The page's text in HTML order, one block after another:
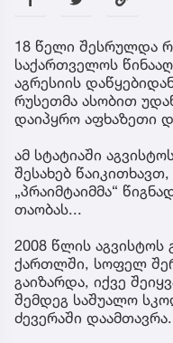
18 წელი შესრულდა
საქართველოს
აგრესიის
რუსეთმა ასობით
დაიპყრო აფხაზეთი
ამ სტატიაში
შესახებ
„პრაიმტაიმმა“
თაობას...
2008 წლის აგვისტოს
ქართლში, სოფელ
გაიზარდა, იქვე
შემდეგ საშუალო
ძევერაში დაამთავრა.